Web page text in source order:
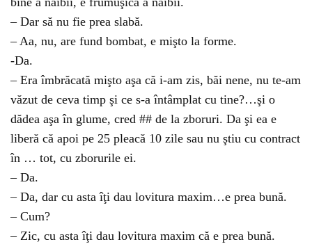
– Dar să nu fie prea slabă.
– Aa, nu, are fund bombat, e mişto la forme.
-Da.
– Era îmbrăcată mişto aşa că i-am zis, băi nene, nu te-am
văzut de ceva timp şi ce s-a întâmplat cu tine?…şi o
dădea aşa în glume, cred ## de la zboruri. Da şi ea e
liberă că apoi pe 25 pleacă 10 zile sau nu ştiu cu contract
în … tot, cu zborurile ei.
– Da.
– Da, dar cu asta îţi dau lovitura maxim…e prea bună.
– Cum?
– Zic, cu asta îţi dau lovitura maxim că e prea bună.